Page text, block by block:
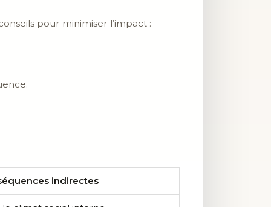
pour minimiser l’impact :
indirectes